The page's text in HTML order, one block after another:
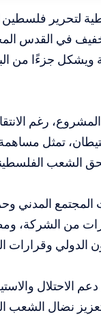
في القدس
ويشكل جزءًا من
رغم
تمثل
بحق الشعب
المدني
من الشركة،
الدولي وقرارات
الاحتلال
نضال